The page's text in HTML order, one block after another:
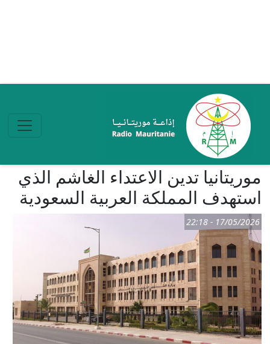
موريتانيا تدين الاعتداء الغاشم الذي
استهدف المملكة العربية السعودية
17/05/2026 - 22:18